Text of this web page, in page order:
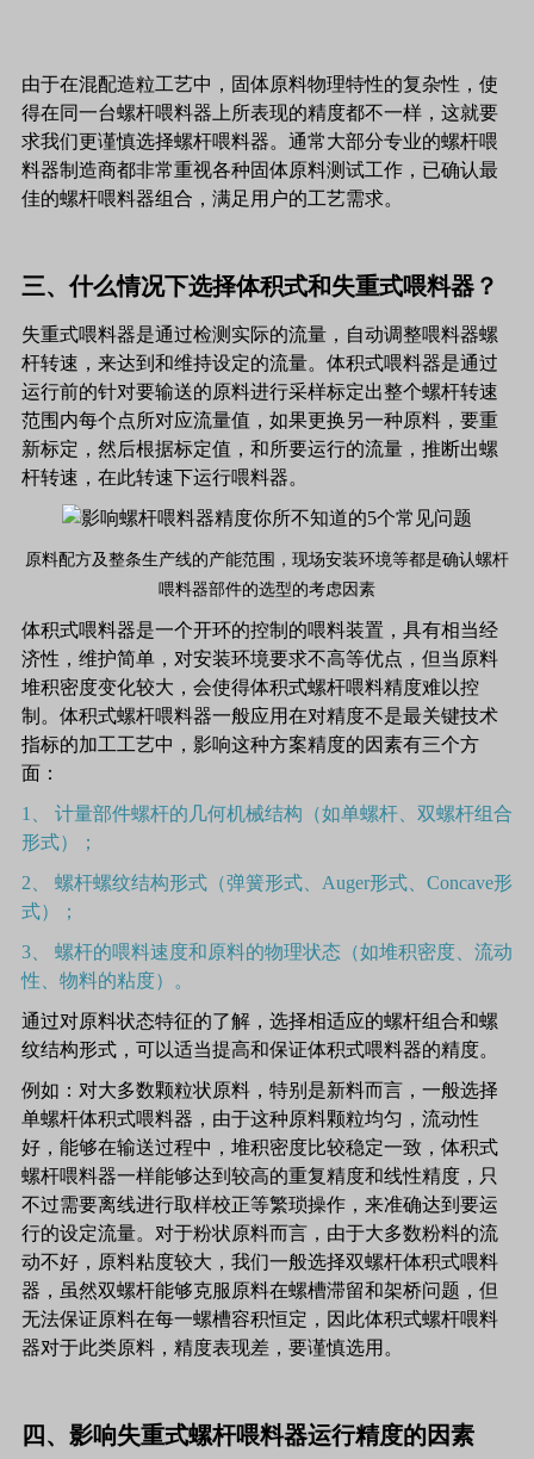
由于在混配造粒工艺中，固体原料物理特性的复杂性，使
得在同一台螺杆喂料器上所表现的精度都不一样，这就要
求我们更谨慎选择螺杆喂料器。通常大部分专业的螺杆喂
料器制造商都非常重视各种固体原料测试工作，已确认最
佳的螺杆喂料器组合，满足用户的工艺需求。
三、什么情况下选择体积式和失重式喂料器？
失重式喂料器是通过检测实际的流量，自动调整喂料器螺
杆转速，来达到和维持设定的流量。体积式喂料器是通过
运行前的针对要输送的原料进行采样标定出整个螺杆转速
范围内每个点所对应流量值，如果更换另一种原料，要重
新标定，然后根据标定值，和所要运行的流量，推断出螺
杆转速，在此转速下运行喂料器。
原料配方及整条生产线的产能范围，现场安装环境等都是确认螺杆
喂料器部件的选型的考虑因素
体积式喂料器是一个开环的控制的喂料装置，具有相当经
济性，维护简单，对安装环境要求不高等优点，但当原料
堆积密度变化较大，会使得体积式螺杆喂料精度难以控
制。体积式螺杆喂料器一般应用在对精度不是最关键技术
指标的加工工艺中，影响这种方案精度的因素有三个方
面：
1、 计量部件螺杆的几何机械结构（如单螺杆、双螺杆组合
形式）；
2、 螺杆螺纹结构形式（弹簧形式、Auger形式、Concave形
式）；
3、 螺杆的喂料速度和原料的物理状态（如堆积密度、流动
性、物料的粘度）。
通过对原料状态特征的了解，选择相适应的螺杆组合和螺
纹结构形式，可以适当提高和保证体积式喂料器的精度。
例如：对大多数颗粒状原料，特别是新料而言，一般选择
单螺杆体积式喂料器，由于这种原料颗粒均匀，流动性
好，能够在输送过程中，堆积密度比较稳定一致，体积式
螺杆喂料器一样能够达到较高的重复精度和线性精度，只
不过需要离线进行取样校正等繁琐操作，来准确达到要运
行的设定流量。对于粉状原料而言，由于大多数粉料的流
动不好，原料粘度较大，我们一般选择双螺杆体积式喂料
器，虽然双螺杆能够克服原料在螺槽滞留和架桥问题，但
无法保证原料在每一螺槽容积恒定，因此体积式螺杆喂料
器对于此类原料，精度表现差，要谨慎选用。
四、影响失重式螺杆喂料器运行精度的因素